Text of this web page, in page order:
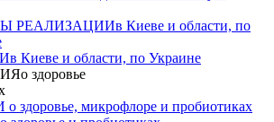
РЕАЛИЗАЦИИв Киеве и области, по
в Киеве и области, по Украине
о здоровье
о здоровье, микрофлоре и пробиотиках